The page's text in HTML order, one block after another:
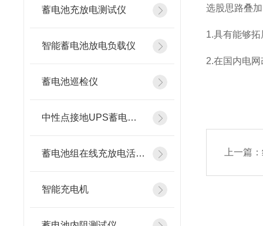
蓄电池充放电测试仪
智能蓄电池放电负载仪
蓄电池巡检仪
中性点接地UPS蓄电池在线测试仪
蓄电池组在线充放电活化设备
智能充电机
选股思路叠
1.具有能够
2.在国内电
上一篇：